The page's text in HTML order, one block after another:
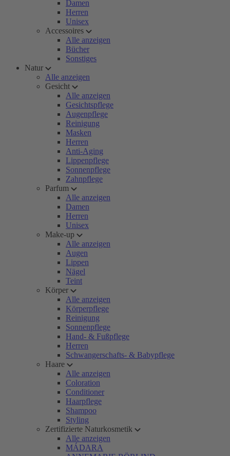
Damen
Herren
Unisex
Accessoires
Alle anzeigen
Bücher
Sonstiges
Natur
Alle anzeigen
Gesicht
Alle anzeigen
Gesichtspflege
Augenpflege
Reinigung
Masken
Herren
Anti-Aging
Lippenpflege
Sonnenpflege
Zahnpflege
Parfum
Alle anzeigen
Damen
Herren
Unisex
Make-up
Alle anzeigen
Augen
Lippen
Nägel
Teint
Körper
Alle anzeigen
Körperpflege
Reinigung
Sonnenpflege
Hand- & Fußpflege
Herren
Schwangerschafts- & Babypflege
Haare
Alle anzeigen
Coloration
Conditioner
Haarpflege
Shampoo
Styling
Zertifizierte Naturkosmetik
Alle anzeigen
MÁDARA